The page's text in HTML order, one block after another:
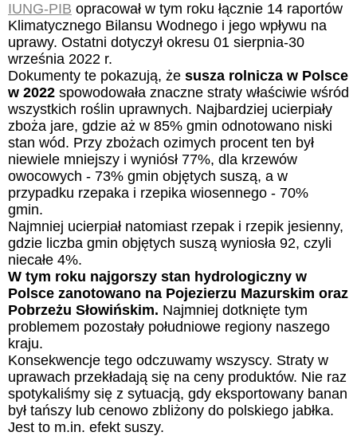
IUNG-PIB opracował w tym roku łącznie 14 raportów
Klimatycznego Bilansu Wodnego i jego wpływu na
uprawy. Ostatni dotyczył okresu 01 sierpnia-30
września 2022 r.
Dokumenty te pokazują, że susza rolnicza w Polsce
w 2022 spowodowała znaczne straty właściwie wśród
wszystkich roślin uprawnych. Najbardziej ucierpiały
zboża jare, gdzie aż w 85% gmin odnotowano niski
stan wód. Przy zbożach ozimych procent ten był
niewiele mniejszy i wyniósł 77%, dla krzewów
owocowych - 73% gmin objętych suszą, a w
przypadku rzepaka i rzepika wiosennego - 70%
gmin.
Najmniej ucierpiał natomiast rzepak i rzepik jesienny,
gdzie liczba gmin objętych suszą wyniosła 92, czyli
niecałe 4%.
W tym roku najgorszy stan hydrologiczny w
Polsce zanotowano na Pojezierzu Mazurskim oraz
Pobrzeżu Słowińskim. Najmniej dotknięte tym
problemem pozostały południowe regiony naszego
kraju.
Konsekwencje tego odczuwamy wszyscy. Straty w
uprawach przekładają się na ceny produktów. Nie raz
spotykaliśmy się z sytuacją, gdy eksportowany banan
był tańszy lub cenowo zbliżony do polskiego jabłka.
Jest to m.in. efekt suszy.